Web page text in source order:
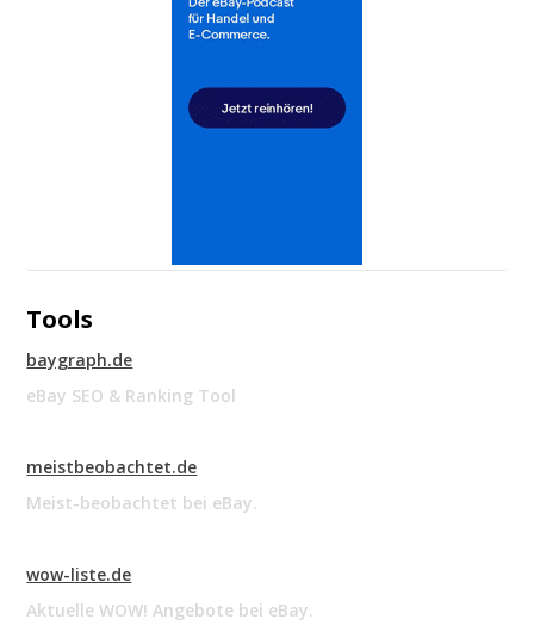
Tools
baygraph.de
eBay SEO & Ranking Tool
meistbeobachtet.de
Meist-beobachtet bei eBay.
wow-liste.de
Aktuelle WOW! Angebote bei eBay.